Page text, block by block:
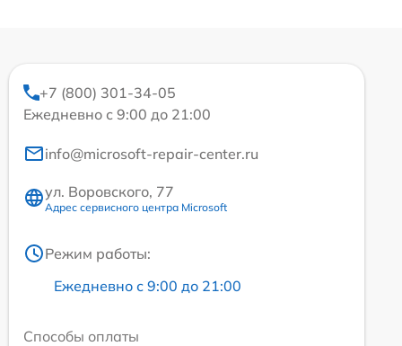
+7 (800) 301-34-05
Ежедневно с 9:00 до 21:00
info@microsoft-repair-center.ru
ул. Воровского, 77
Адрес сервисного центра Microsoft
Режим работы:
Ежедневно с 9:00 до 21:00
Способы оплаты